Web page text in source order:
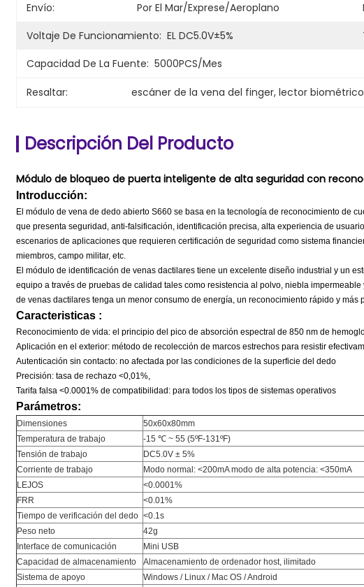
Envío:
Por El Mar/exprese/aeroplano
Voltaje De Funcionamiento: EL DC5.0V±5%
Capacidad De La Fuente: 5000PCS/mes
Resaltar: escáner de la vena del finger, lector
Descripción Del Producto
Módulo de bloqueo de puerta inteligente de alta seguridad con
Introducción:
El módulo de vena de dedo abierto S660 se basa en la tecnología de reconocimiento de
que presenta seguridad, anti-falsificación, identificación precisa, alta experiencia de
escenarios de aplicaciones que requieren certificación de seguridad como sistema
miembros, campo militar, etc.
El módulo de identificación de venas dactilares tiene un excelente diseño industrial y un
equipo a través de pruebas de calidad tales como resistencia al polvo, niebla impermeable
de venas dactilares tenga un menor consumo de energía, un reconocimiento rápido y más
Caracteristicas :
Reconocimiento de vida: el principio del pico de absorción espectral de 850 nm de
Aplicación en el exterior: método de recolección de marcos estrechos para resistir
Autenticación sin contacto: no afectada por las condiciones de la superficie del dedo
Precisión: tasa de rechazo <0,01%,
Tarifa falsa <0.0001% de compatibilidad: para todos los tipos de sistemas operativos
Parámetros:
Dimensiones
50x60x80mm
Temperatura de trabajo
-15 ℃ ~ 55 (5ºF-131ºF)
Tensión de trabajo
DC5.0V ± 5%
Corriente de trabajo
Modo normal: <200mA modo de alta potencia: <350mA
LEJOS
<0.0001%
FRR
<0.01%
Tiempo de verificación del dedo <0.1s
Peso neto
42g
Interface de comunicación
Mini USB
Capacidad de almacenamiento
Almacenamiento de ordenador host, ilimitado
Sistema de apoyo
Windows / Linux / Mac OS / Android